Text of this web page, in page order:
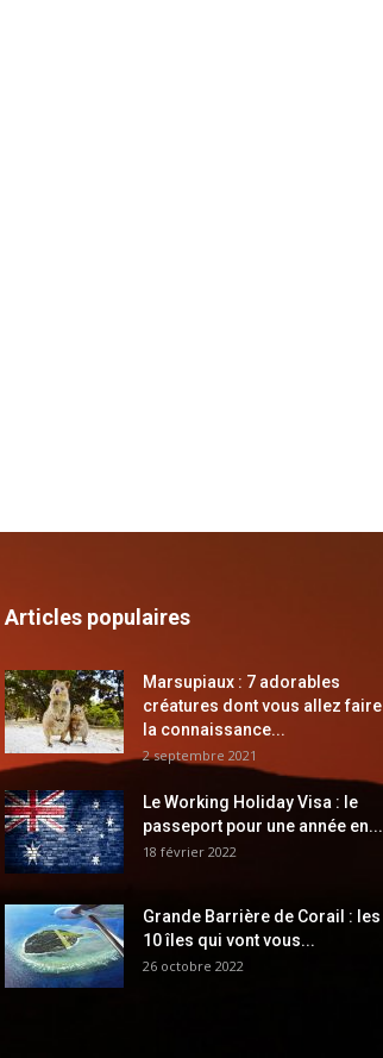
Articles populaires
Marsupiaux : 7 adorables
créatures dont vous allez faire
la connaissance...
2 septembre 2021
Le Working Holiday Visa : le
passeport pour une année en...
18 février 2022
Grande Barrière de Corail : les
10 îles qui vont vous...
26 octobre 2022